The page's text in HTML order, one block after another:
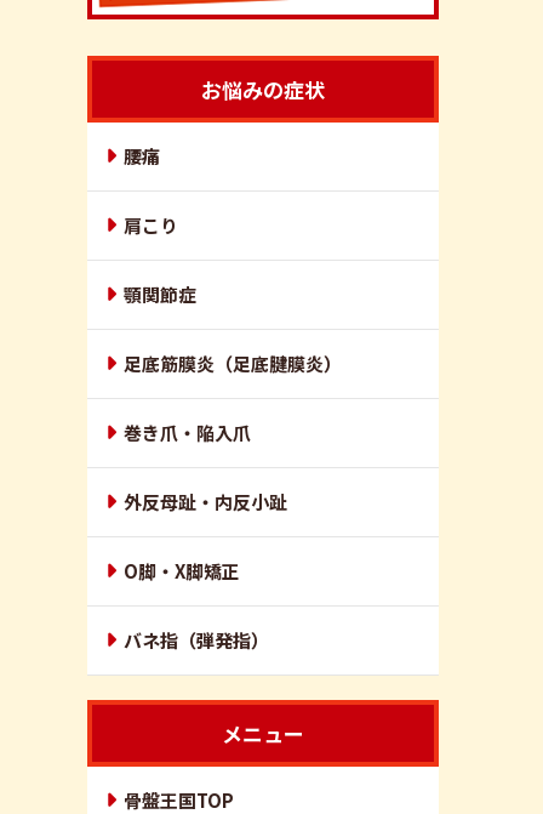
お悩みの症状
腰痛
肩こり
顎関節症
足底筋膜炎（足底腱膜炎）
巻き爪・陥入爪
外反母趾・内反小趾
O脚・X脚矯正
バネ指（弾発指）
メニュー
骨盤王国TOP